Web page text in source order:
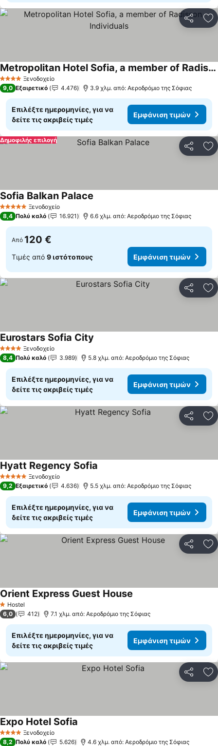
4 ΑστέριαΞενοδοχείο
Metropolitan Hotel Sofia, a member of Radisson Individuals
Εμφάνιση τιμών
9,0 Εξαιρετικό 4.476 3.9 χλμ. από: Αεροδρόμιο της Σόφιας
Επιλέξτε ημερομηνίες, για να
δείτε τις ακριβείς τιμές
Εμφάνιση τιμών
Δημοφιλής επιλογή
5 Αστέρια Ξενοδοχείο
Sofia Balkan Palace
8,4 Πολύ καλό 16.921 6.6 χλμ. από: Αεροδρόμιο της Σόφιας
Από 120 €
Τιμές από 9 ιστότοπους Εμφάνιση τιμών
4 ΑστέριαΞενοδοχείο
Eurostars Sofia City
8,4 Πολύ καλό 3.989 5.8 χλμ. από: Αεροδρόμιο της Σόφιας
Επιλέξτε ημερομηνίες, για να
δείτε τις ακριβείς τιμές
Εμφάνιση τιμών
5 Αστέρια Ξενοδοχείο
Hyatt Regency Sofia
9,2 Εξαιρετικό 4.636 5.5 χλμ. από: Αεροδρόμιο της Σόφιας
Επιλέξτε ημερομηνίες, για να
δείτε τις ακριβείς τιμές
Εμφάνιση τιμών
1 Αστέρια
Hostel
Orient Express Guest House
6,0 412 7.1 χλμ. από: Αεροδρόμιο της Σόφιας
Επιλέξτε ημερομηνίες, για να
δείτε τις ακριβείς τιμές
Εμφάνιση τιμών
4 ΑστέριαΞενοδοχείο
Expo Hotel Sofia
8,2 Πολύ καλό 5.626 4.6 χλμ. από: Αεροδρόμιο της Σόφιας